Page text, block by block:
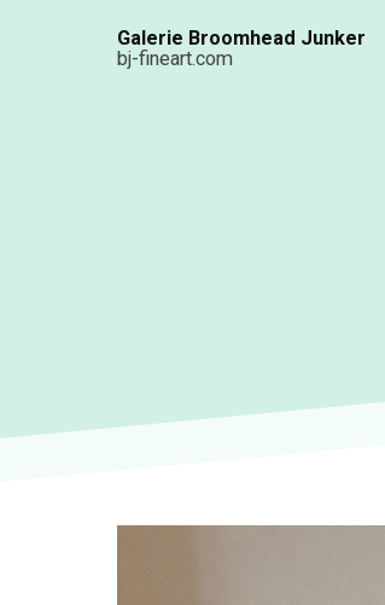
Galerie Broomhead Junker
bj-fineart.com